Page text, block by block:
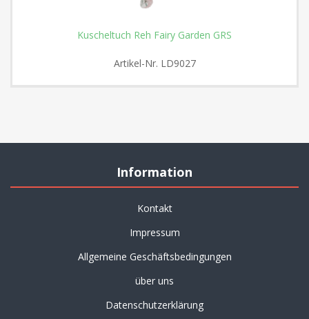
Kuscheltuch Reh Fairy Garden GRS
Artikel-Nr. LD9027
Information
Kontakt
Impressum
Allgemeine Geschäftsbedingungen
über uns
Datenschutzerklärung